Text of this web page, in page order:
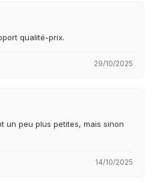
qualité-prix.
29/10/2025
un peu plus petites, mais sinon
14/10/2025